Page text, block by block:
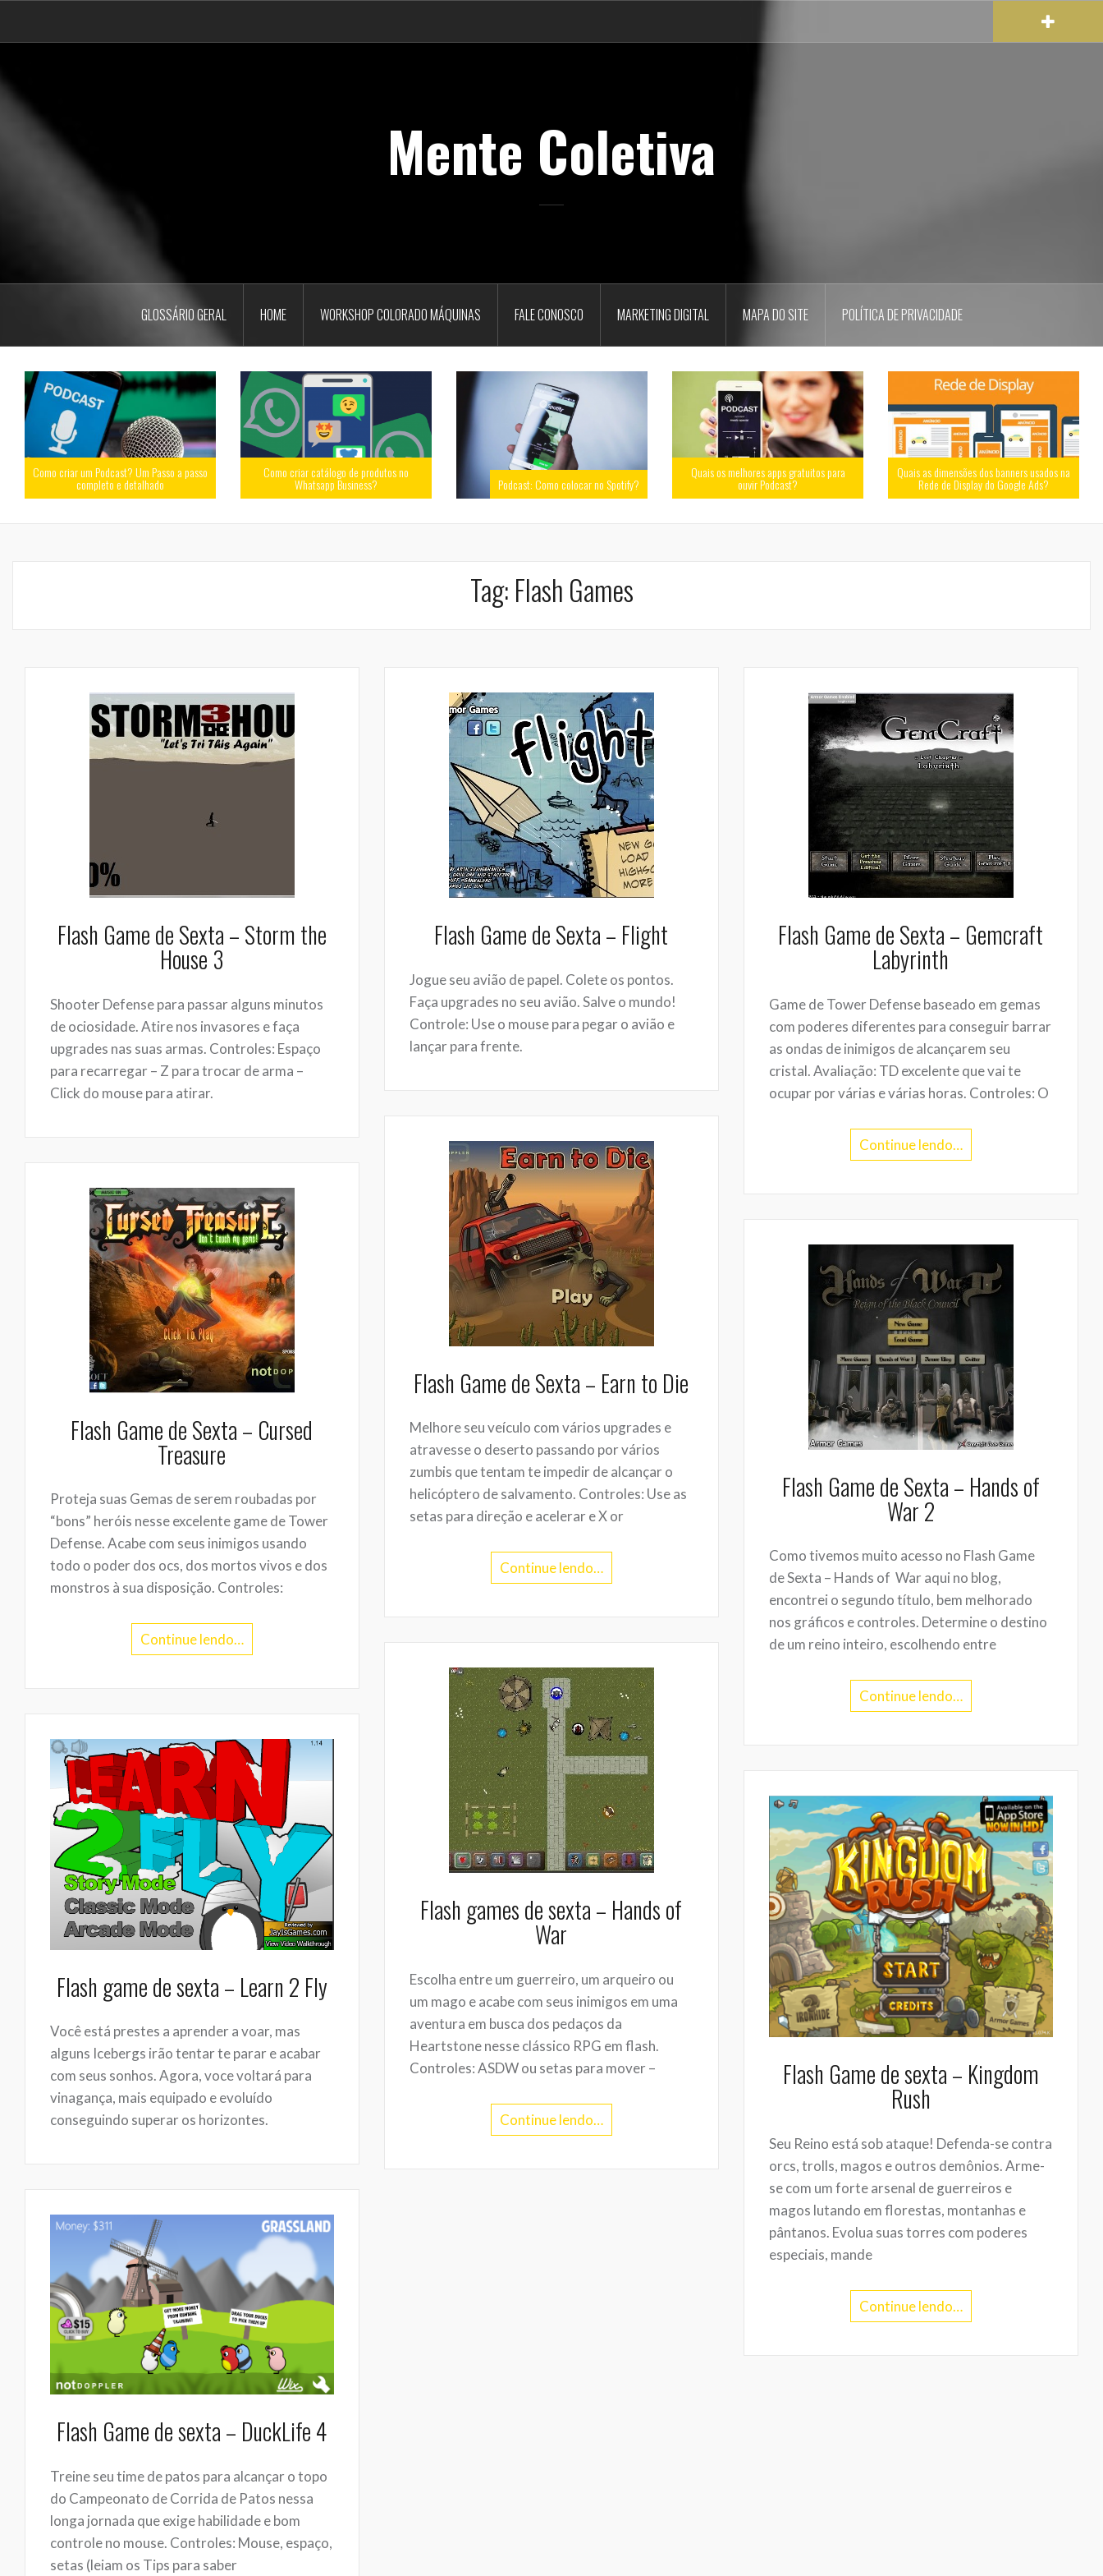
Mente Coletiva
GLOSSÁRIO GERAL HOME WORKSHOP COLORADO MÁQUINAS FALE CONOSCO MARKETING DIGITAL MAPA DO SITE POLÍTICA DE PRIVACIDADE
Como criar um Podcast? Um Passo a passo
completo e detalhado
Como criar catálogo de produtos no
Whatsapp Business? Podcast: Como colocar no Spotify?
Quais os melhores apps gratuitos para
ouvir Podcast?
Quais as dimensões dos banners usados na
Rede de Display do Google Ads?
Tag:Flash Games
Flash Game de Sexta – Storm the
House 3
Shooter Defense para passar alguns minutos
de ociosidade. Atire nos invasores e faça
upgrades nas suas armas. Controles: Espaço
para recarregar – Z para trocar de arma –
Click do mouse para atirar.
Flash Game de Sexta – Flight
Jogue seu avião de papel. Colete os pontos.
Faça upgrades no seu avião. Salve o mundo!
Controle: Use o mouse para pegar o avião e
lançar para frente.
Flash Game de Sexta – Gemcraft
Labyrinth
Game de Tower Defense baseado em gemas
com poderes diferentes para conseguir barrar
as ondas de inimigos de alcançarem seu
cristal. Avaliação: TD excelente que vai te
ocupar por várias e várias horas. Controles: O
Continue lendo…
Flash Game de Sexta – Earn to Die
Melhore seu veículo com vários upgrades e
atravesse o deserto passando por vários
zumbis que tentam te impedir de alcançar o
helicóptero de salvamento. Controles: Use as
setas para direção e acelerar e X or
Continue lendo…
Flash Game de Sexta – Cursed
Treasure
Proteja suas Gemas de serem roubadas por
“bons” heróis nesse excelente game de Tower
Defense. Acabe com seus inimigos usando
todo o poder dos ocs, dos mortos vivos e dos
monstros à sua disposição. Controles:
Continue lendo…
Flash Game de Sexta – Hands of
War 2
Como tivemos muito acesso no Flash Game
de Sexta – Hands of War aqui no blog,
encontrei o segundo título, bem melhorado
nos gráficos e controles. Determine o destino
de um reino inteiro, escolhendo entre
Continue lendo…
Flash games de sexta – Hands of
War
Escolha entre um guerreiro, um arqueiro ou
um mago e acabe com seus inimigos em uma
aventura em busca dos pedaços da
Heartstone nesse clássico RPG em flash.
Controles: ASDW ou setas para mover –
Continue lendo…
Flash game de sexta – Learn 2 Fly
Você está prestes a aprender a voar, mas
alguns Icebergs irão tentar te parar e acabar
com seus sonhos. Agora, voce voltará para
vinagança, mais equipado e evoluído
conseguindo superar os horizontes.
Flash Game de sexta – Kingdom
Rush
Seu Reino está sob ataque! Defenda-se contra
orcs, trolls, magos e outros demônios. Arme-
se com um forte arsenal de guerreiros e
magos lutando em florestas, montanhas e
pântanos. Evolua suas torres com poderes
especiais, mande
Continue lendo…
Flash Game de sexta – DuckLife 4
Treine seu time de patos para alcançar o topo
do Campeonato de Corrida de Patos nessa
longa jornada que exige habilidade e bom
controle no mouse. Controles: Mouse, espaço,
setas (leiam os Tips para saber